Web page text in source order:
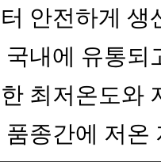
안전하게
내에 유통되
최저온도와
종간에 저